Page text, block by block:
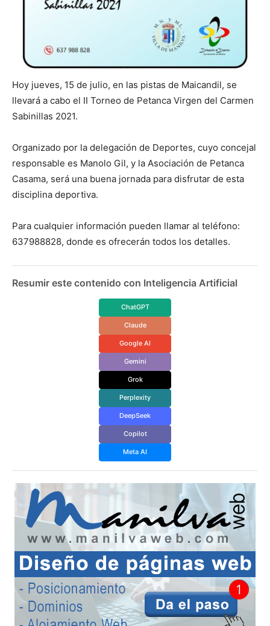
Hoy jueves, 15 de julio, en las pistas de Maicandil, se
llevará a cabo el II Torneo de Petanca Virgen del Carmen
Sabinillas 2021.
Organizado por la delegación de Deportes, cuyo concejal
responsable es Manolo Gil, y la Asociación de Petanca
Casama, será una buena jornada para disfrutar de esta
disciplina deportiva.
Para cualquier información pueden llamar al teléfono:
637988828, donde es ofrecerán todos los detalles.
Resumir este contenido con Inteligencia Artificial
ChatGPT
Claude
Google AI
Gemini
Grok
Perplexity
DeepSeek
Copilot
Meta AI